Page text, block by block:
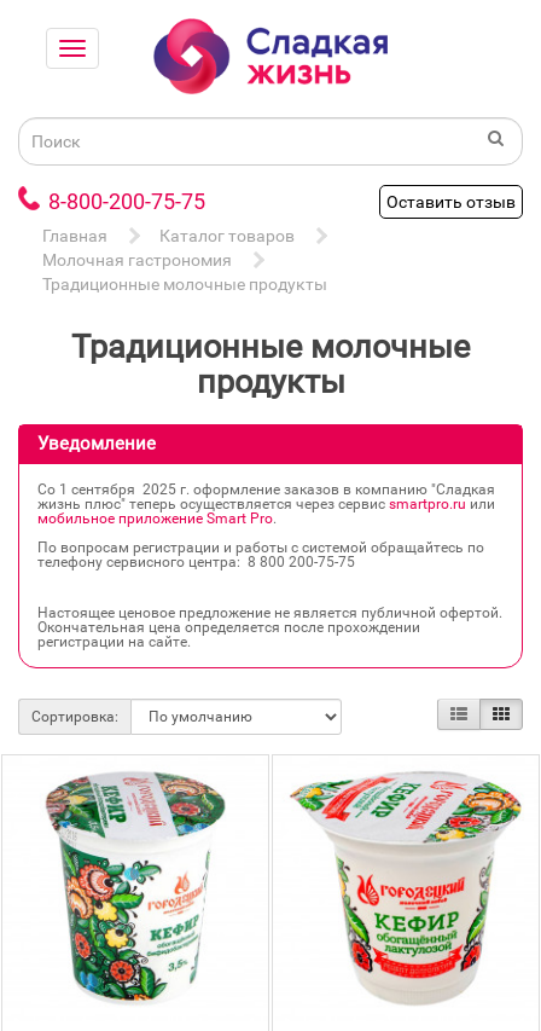
8-800-200-75-75
Оставить отзыв
Главная
Каталог товаров
Молочная гастрономия
Традиционные молочные продукты
Традиционные молочные
продукты
Уведомление
Со 1 сентября 2025 г. оформление заказов в компанию "Сладкая
жизнь плюс" теперь осуществляется через сервис smartpro.ru или
мобильное приложение Smart Pro.
По вопросам регистрации и работы с системой обращайтесь по
телефону сервисного центра: 8 800 200‐75‐75
Настоящее ценовое предложение не является публичной офертой.
Окончательная цена определяется после прохождении
регистрации на сайте.
Сортировка: